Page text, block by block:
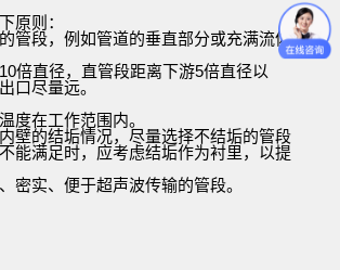
原则：
管段，例如管道的垂直部分或充满流体
倍直径，直管段距离下游5倍直径以
口尽量远。
度在工作范围内。
壁的结垢情况，尽量选择不结垢的管段
能满足时，应考虑结垢作为衬里，以提
密实、便于超声波传输的管段。